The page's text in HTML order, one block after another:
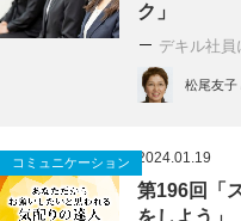
ク」
デキル社
松尾友子
コミュニケーション 2024.01.19
第196回「
をしよう